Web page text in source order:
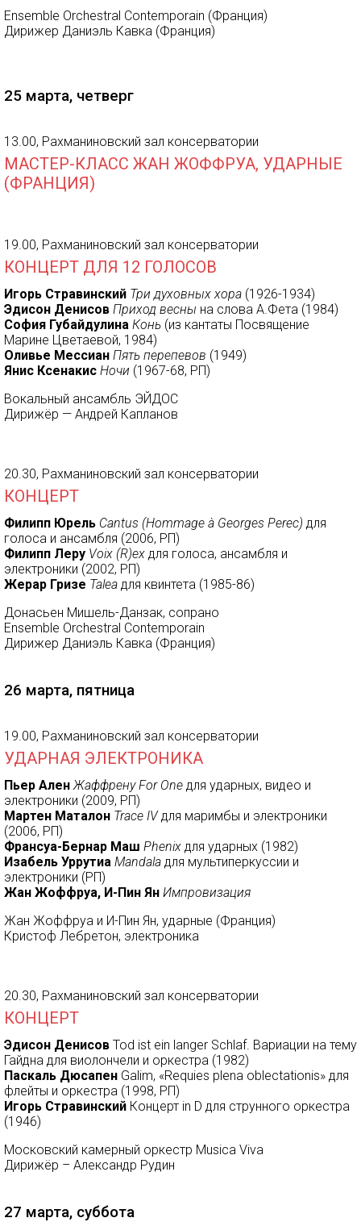
Ensemble Orchestral Contemporain (Франция)
Дирижер Даниэль Кавка (Франция)
25 марта, четверг
13.00, Рахманиновский зал консерватории
МАСТЕР-КЛАСС ЖАН ЖОФФРУА, УДАРНЫЕ
(ФРАНЦИЯ)
19.00, Рахманиновский зал консерватории
КОНЦЕРТ ДЛЯ 12 ГОЛОСОВ
Игорь Стравинский Три духовных хора (1926-1934)
Эдисон Денисов Приход весны на слова А.Фета (1984)
София Губайдулина Конь (из кантаты Посвящение
Марине Цветаевой, 1984)
Оливье Мессиан Пять перепевов (1949)
Янис Ксенакис Ночи (1967-68, РП)
Вокальный ансамбль ЭЙДОС
Дирижёр — Андрей Капланов
20.30, Рахманиновский зал консерватории
КОНЦЕРТ
Филипп Юрель Cantus (Hommage à Georges Perec) для
голоса и ансамбля (2006, РП)
Филипп Леру Voix (R)ex для голоса, ансамбля и
электроники (2002, РП)
Жерар Гризе Talea для квинтета (1985-86)
Донасьен Мишель-Данзак, сопрано
Ensemble Orchestral Contemporain
Дирижер Даниэль Кавка (Франция)
26 марта, пятница
19.00, Рахманиновский зал консерватории
УДАРНАЯ ЭЛЕКТРОНИКА
Пьер АленЖаффрену For One для ударных, видео и
электроники (2009, РП)
Мартен Маталон Trace IVдля маримбы и электроники
(2006, РП)
Франсуа-Бернар Маш Phenix для ударных (1982)
Изабель Уррутиа Mandala для мультиперкуссии и
электроники (РП)
Жан Жоффруа, И-Пин Ян Импровизация
Жан Жоффруа и И-Пин Ян, ударные (Франция)
Кристоф Лебретон, электроника
20.30, Рахманиновский зал консерватории
КОНЦЕРТ
Эдисон Денисов Tod ist ein langer Schlaf. Вариации на тему
Гайдна для виолончели и оркестра (1982)
Паскаль Дюсапен Galim, «Requies plena oblectationis» для
флейты и оркестра (1998, РП)
Игорь Стравинский Концерт in D для струнного оркестра
(1946)
Московский камерный оркестр Musica Viva
Дирижёр – Александр Рудин
27 марта, суббота